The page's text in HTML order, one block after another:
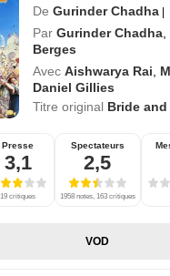
De Gurinder Chadha |
Par Gurinder Chadha
Berges
Avec Aishwarya Rai
Daniel Gillies
Titre original Bride
Presse
3,1
19 critiques
Spectateurs
2,5
1958 notes, 163 critiques
VOD